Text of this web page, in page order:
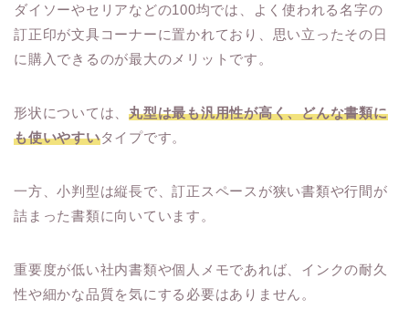
ダイソーやセリアなどの100均では、よく使われる名字の
訂正印が文具コーナーに置かれており、思い立ったその日
に購入できるのが最大のメリットです。
形状については、丸型は最も汎用性が高く、どんな書類に
も使いやすいタイプです。
一方、小判型は縦長で、訂正スペースが狭い書類や行間が
詰まった書類に向いています。
重要度が低い社内書類や個人メモであれば、インクの耐久
性や細かな品質を気にする必要はありません。